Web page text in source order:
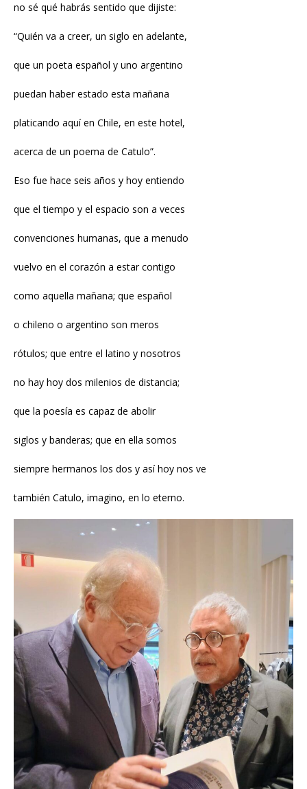
no sé qué habrás sentido que dijiste:
“Quién va a creer, un siglo en adelante,
que un poeta español y uno argentino
puedan haber estado esta mañana
platicando aquí en Chile, en este hotel,
acerca de un poema de Catulo”.
Eso fue hace seis años y hoy entiendo
que el tiempo y el espacio son a veces
convenciones humanas, que a menudo
vuelvo en el corazón a estar contigo
como aquella mañana; que español
o chileno o argentino son meros
rótulos; que entre el latino y nosotros
no hay hoy dos milenios de distancia;
que la poesía es capaz de abolir
siglos y banderas; que en ella somos
siempre hermanos los dos y así hoy nos ve
también Catulo, imagino, en lo eterno.